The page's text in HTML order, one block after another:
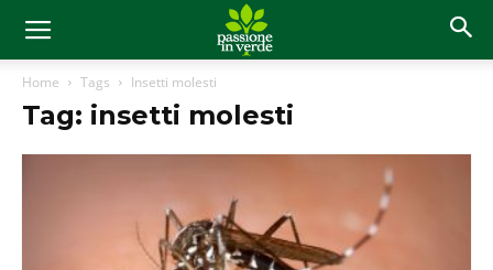
Home Tags Insetti molesti
Tag: insetti molesti